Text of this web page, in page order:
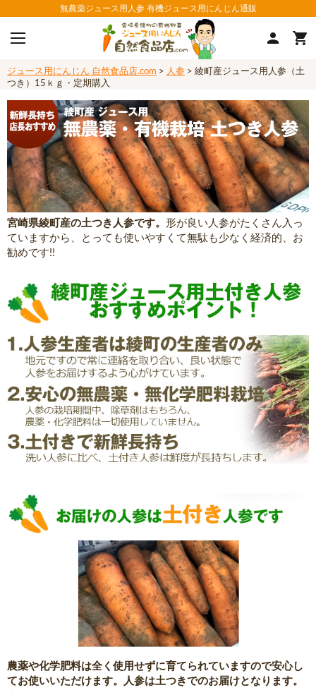
無農薬ジュース用人参 有機ジュース用にんじん通販
ジュース用にんじん 自然食品店.com > 人参 > 綾町産ジュース用人参（土
つき）15ｋｇ・定期購入
宮崎県綾町産の土つき人参です。 形が良い人参がたくさん入っ
ていますから、とっても使いやすくて無駄も少なく経済的、お
勧めです!!
農薬や化学肥料は全く使用せずに育てられていますので安心し
てお使いいただけます。人参は土つきでのお届けとなります。